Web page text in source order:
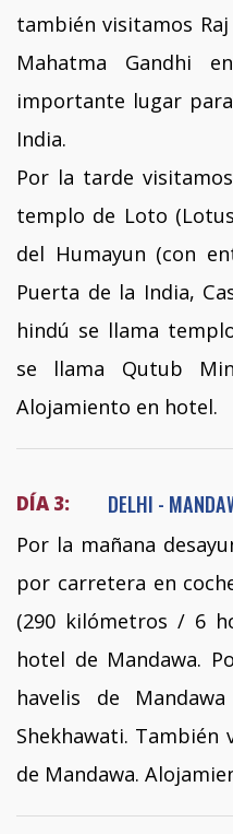
también visitamos
Mahatma Gandhi
importante lugar
India.
Por la tarde
templo de Loto
del Humayun (con
Puerta de la India,
hindú se llama
se llama Qutub
Alojamiento en hotel.
DÍA 3: DELHI -
Por la mañana
por carretera en
(290 kilómetros / 6
hotel de Mandawa.
havelis de
Shekhawati.
de Mandawa.